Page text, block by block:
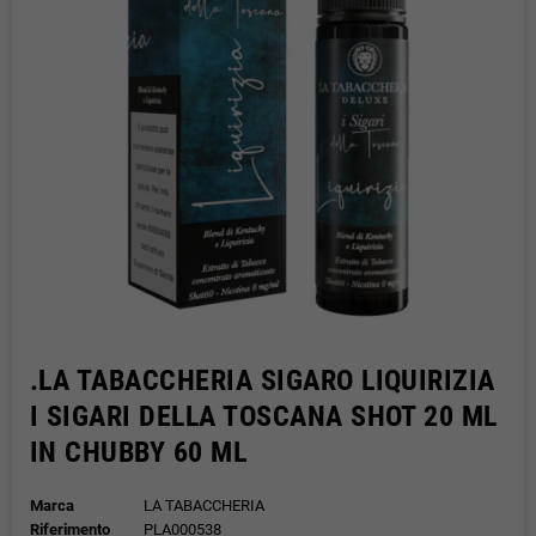
.LA TABACCHERIA SIGARO LIQUIRIZIA
I SIGARI DELLA TOSCANA SHOT 20 ML
IN CHUBBY 60 ML
Marca
LA TABACCHERIA
Riferimento
PLA000538